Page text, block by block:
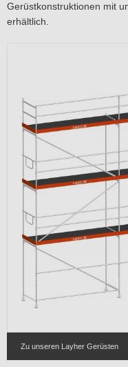
Gerüstkonstruktionen mit
erhältlich.
Zu unseren Layher Gerüsten